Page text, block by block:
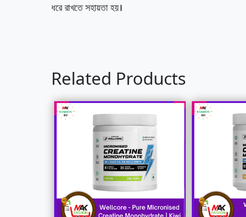
ধরে রাখতে সহায়তা হয়।
Related Products